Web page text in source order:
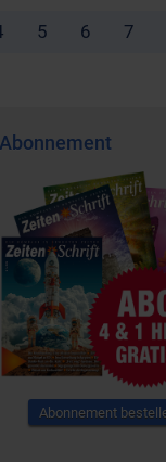
5 6 7
Abonnement
Abonnement